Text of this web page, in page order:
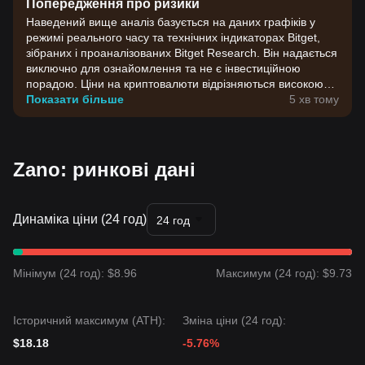
Попередження про ризики
Наведений вище аналіз базується на даних графіків у
режимі реального часу та технічних індикаторах Bitget,
зібраних і проаналізованих Bitget Research. Він надається
виключно для ознайомлення та не є інвестиційною
порадою. Ціни на криптовалюти відрізняються високою
волатильністю. Приймайте інвестиційні рішення,
враховуючи власну готовність до ризику.
Показати більше 5 хв тому
Zano: ринкові дані
Динаміка ціни (24 год) 24 год
Мінімум (24 год): $8.96 Максимум (24 год): $9.73
Історичний максимум (ATH):
$18.18
Зміна ціни (24 год):
-5.76%